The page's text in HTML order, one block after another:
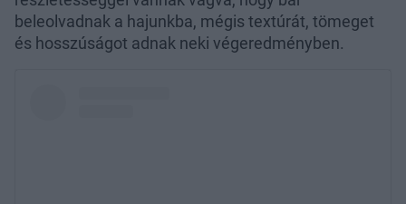
beleolvadnak a hajunkba, mégis textúrát, tömeget
és hosszúságot adnak neki végeredményben.